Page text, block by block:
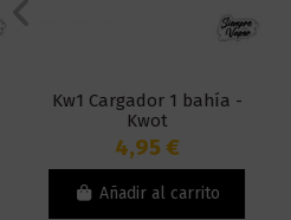
Kw1 Cargador 1 bahía -
Kwot
4,95 €
Añadir al carrito